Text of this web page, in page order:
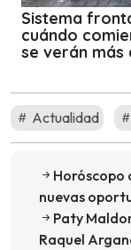
Sistema
cuándo
se verán más
Actualidad
Horóscopo
nuevas
Paty
Raquel